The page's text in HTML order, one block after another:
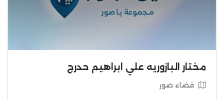
مختار البازوريه علي ابراهيم حدرج
قضاء صور